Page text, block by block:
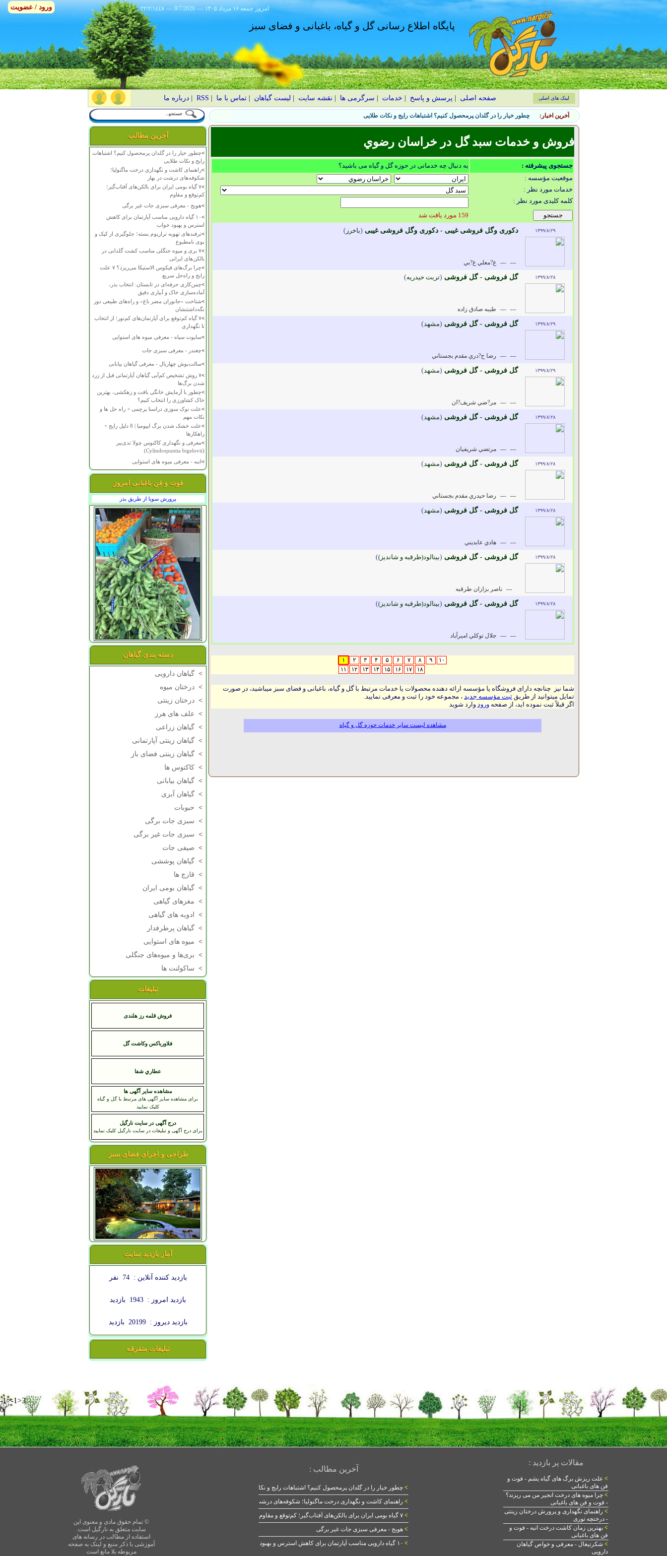
٢٢/٢/١٤٤٨ --- 8/7/2026 --- ۱۴۰۵ جمعه ۱۶ مرداد امروز
پایگاه اطلاع رسانی گل و گیاه، باغبانی و فضای سبز
صفحه اصلی پرسش و پاسخ خدمات سرگرمی ها نقشه سایت لیست گیاهان |تماس با ما RSS
|درباره ما لینک های اصلی
آخرین اخبار: چطور خیار را در گلدان پرمحصول کنیم؟ اشتباهات رایج و نکات طلایی
آخرین مطالب
>چطور خیار را در گلدان پرمحصول کنیم؟ اشتباهات
رایج و نکات طلایی
>راهنمای کاشت و نگهداری درخت ماگنولیا؛
شکوفه‌های درشت در بهار
>
۷ گیاه بومی ایران برای بالکن‌های آفتاب‌گیر؛
کم‌توقع و مقاوم
>هویج - معرفی سبزی جات غیر برگی
>
۱۰ گیاه دارویی مناسب آپارتمان برای کاهش
استرس و بهبود خواب
>ترفندهای تهویه تراریوم بسته؛ جلوگیری از کپک و
بوی نامطبوع
>
۷ بری و میوه جنگلی مناسب کشت گلدانی در
بالکن‌های ایرانی
>
چرا برگ‌های فیکوس الاستیکا می‌ریزد؟ ۷ علت
رایج و راه‌حل سریع
>چمن‌کاری حرفه‌ای در تابستان: انتخاب بذر،
آماده‌سازی خاک و آبیاری دقیق
>شناخت «جانوران مضر باغ» و راه‌های طبیعی دور
نگه‌داشتنشان
>
۷ گیاه کم‌توقع برای آپارتمان‌های کم‌نور؛ از انتخاب
تا نگهداری
>ساپوت سیاه - معرفی میوه های استوایی
>چغندر - معرفی سبزی جات
>سالت‌بوش چهاربال - معرفی گیاهان بیابانی
>
۷ روش تشخیص کم‌آبی گیاهان آپارتمانی قبل از زرد
شدن برگ‌ها
>چطور با آزمایش خانگی بافت و زهکشی، بهترین
خاک کشاورزی را انتخاب کنیم؟
>علت نوک سوزی دراسنا پرچمی + راه حل ها و
نکات مهم
>
علت خشک شدن برگ ایپومیا | 8 دلیل رایج +
راهکارها
>معرفی و نگهداری کاکتوس چولا تدی‌بیر
(Cylindropuntia bigelovii)
>انبه - معرفی میوه های استوایی
فوت و فن باغبانی امروز
پرورش سویا از طریق بذر
دسته بندی گیاهان
> گیاهان دارویی
> درختان میوه
> درختان زینتی
> علف های هرز
> گیاهان زراعی
> گیاهان زینتی آپارتمانی
> گیاهان زینتی فضای باز
> کاکتوس ها
> گیاهان بیابانی
> گیاهان آبزی
> حبوبات
> سبزی جات برگی
> سبزی جات غیر برگی
> صیفی جات
> گیاهان پوششی
> قارچ ها
> گیاهان بومی ایران
> مغزهای گیاهی
>
ادویه های گیاهی
> گیاهان پرطرفدار
> میوه های استوایی
> بری‌ها و میوه‌های جنگلی
> ساکولنت ها
تبلیغات
فروش قلمه رز هلندی
فلاورباکس وکاشت گل
عطاري شفا
مشاهده سایر آگهی ها
برای مشاهده سایر آگهی های مرتبط با گل و گیاه
کلیک نمایید
درج آگهی در سایت نارگیل
برای درج آگهی و تبلیغات در سایت نارگیل کلیک نمایید
طراحی و اجرای فضای سبز
آمار بازدید سایت
بازدید کننده آنلاین : 74 نفر
بازدید امروز : 1943 بازدید
بازدید دیروز : 20199 بازدید
تبلیغات متفرقه
فروش و خدمات سبد گل در خراسان رضوي
جستجوی پیشرفته :
به دنبال چه خدماتی در حوزه گل و گیاه می باشید؟
موقعیت مؤسسه :
خدمات مورد نظر :
کلمه کلیدی مورد نظر :
159 مورد یافت شد
۱۳۹۹/۸/۲۹ دکوری وگل فروشی غیبی - دکوری وگل فروشی غیبی (باخرز )
---
--- غ?معلي غ?بي
۱۳۹۹/۸/۲۸ گل فروشی - گل فروشی (تربت حيدريه)
---
--- طيبه صادق زاده
۱۳۹۹/۸/۲۹ گل فروشی - گل فروشی (مشهد)
---
--- رضا ح?دري مقدم بجستاني
۱۳۹۹/۸/۲۹ گل فروشی - گل فروشی (مشهد)
---
--- مر?ضي شريف?ان
۱۳۹۹/۸/۲۸ گل فروشی - گل فروشی (مشهد)
---
--- مرتضي شريفيان
۱۳۹۹/۸/۲۸ گل فروشی - گل فروشی (مشهد)
---
--- رضا حيدري مقدم بجستاني
۱۳۹۹/۸/۲۸ گل فروشی - گل فروشی (مشهد)
---
--- هادي عابديني
۱۳۹۹/۸/۲۸ گل فروشی - گل فروشی (بينالود(طرقبه و شانديز))
--- ناصر بزازان طرقبه
۱۳۹۹/۸/۲۸ گل فروشی - گل فروشی (بينالود(طرقبه و شانديز))
---
--- جلال توکلي اميرآباد
۱ ۲ ۳ ۴ ۵ ۶ ۷ ۸ ۹
۱۰
۱۱
۱۲ ۱۳ ۱۴ ۱۵ ۱۶ ۱۷ ۱۸
شما نیز چنانچه دارای فروشگاه یا مؤسسه ارائه دهنده محصولات یا خدمات مرتبط با گل و گیاه، باغبانی و فضای سبز میباشید، در صورت
تمایل میتوانید از طریق ثبت مؤسسه جدید ، مجموعه خود را ثبت و معرفی نمایید.
اگر قبلاً ثبت نموده اید، از صفحه ورود وارد شوید
مشاهده لیست سایر خدمات حوزه گل و گیاه
-1>-1>3
0
© تمام حقوق مادی و معنوی این
سایت متعلق به نارگیل است.
استفاده از مطالب در رسانه های
آموزشی با ذکر منبع و لینک به صفحه
مربوطه بلا مانع است
آخرین مطالب :
> چطور خیار را در گلدان پرمحصول کنیم؟ اشتباهات رایج و نکات طلایی
> راهنمای کاشت و نگهداری درخت ماگنولیا؛ شکوفه‌های درشت در بهار
> ۷ گیاه بومی ایران برای بالکن‌های آفتاب‌گیر؛ کم‌توقع و مقاوم
> هویج - معرفی سبزی جات غیر برگی
> ۱۰ گیاه دارویی مناسب آپارتمان برای کاهش استرس و بهبود خواب
مقالات پر بازدید :
> علت ریزش برگ های گیاه یشم - فوت و
فن های باغبانی
> چرا میوه های درخت انجیر من می ریزند؟
- فوت و فن های باغبانی
> راهنمای نگهداری و پرورش درختان زینتی
- درختچه توری
> بهترین زمان کاشت درخت انبه - فوت و
فن های باغبانی
> شکرتیغال - معرفی و خواص گیاهان
دارویی
ورود / عضویت